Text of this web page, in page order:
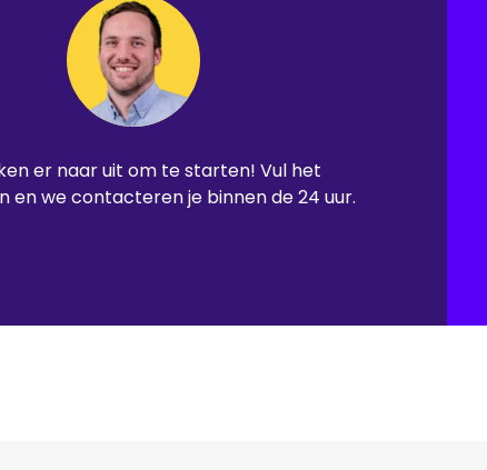
er naar uit om te starten! Vul het
en we contacteren je binnen de 24 uur.